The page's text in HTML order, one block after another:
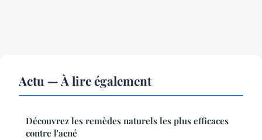
Actu — À lire également
Découvrez les remèdes naturels les plus efficaces
contre l'acné